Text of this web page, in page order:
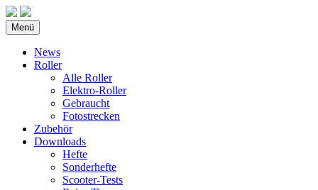
Menü
News
Roller
Alle Roller
Elektro-Roller
Gebraucht
Fotostrecken
Zubehör
Downloads
Hefte
Sonderhefte
Scooter-Tests